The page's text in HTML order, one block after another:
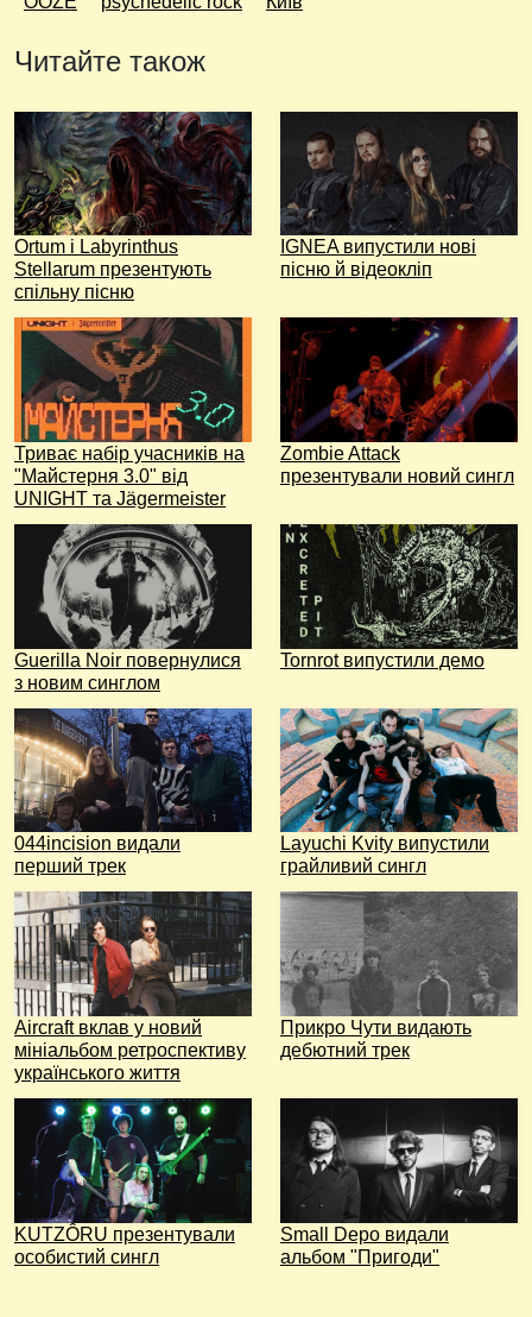
Читайте також
Ortum і Labyrinthus
Stellarum презентують
спільну пісню
IGNEA випустили нові
пісню й відеокліп
Триває набір учасників на
"Майстерня 3.0" від
UNIGHT та Jägermeister
Zombie Attack
презентували новий сингл
Guerilla Noir повернулися
з новим синглом
Tornrot випустили демо
044incision видали
перший трек
Layuchi Kvity випустили
грайливий сингл
Aircraft вклав у новий
мініальбом ретроспективу
українського життя
Прикро Чути видають
дебютний трек
KUTZÔRU презентували
особистий сингл
Small Depo видали
альбом "Пригоди"